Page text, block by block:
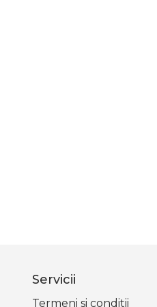
Servicii
Termeni si conditii